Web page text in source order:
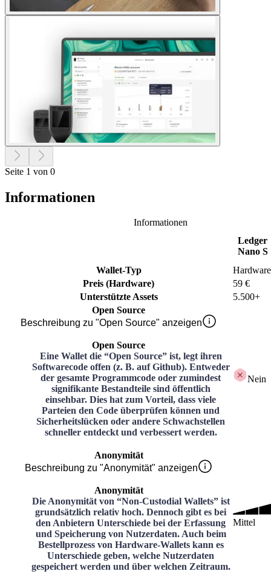
Seite 1 von 0
Informationen
Informationen
Ledger
Nano S
Wallet-Typ
Hardware
Preis (Hardware)
59 €
Unterstützte Assets
5.500+
Open Source
Beschreibung zu "Open Source" anzeigen
Open Source
Eine Wallet die “Open Source” ist, legt ihren
Softwarecode offen (z. B. auf Github). Entweder
der gesamte Programmcode oder zumindest
signifikante Bestandteile sind öffentlich
einsehbar. Dies hat zum Vorteil, dass viele
Parteien den Code überprüfen können und
Sicherheitslücken oder andere Schwachstellen
schneller entdeckt und verbessert werden.
Nein
Anonymität
Beschreibung zu "Anonymität" anzeigen
Anonymität
Die Anonymität von “Non-Custodial Wallets” ist
grundsätzlich relativ hoch. Dennoch gibt es bei
den Anbietern Unterschiede bei der Erfassung
und Speicherung von Nutzerdaten. Auch beim
Bestellprozess von Hardware-Wallets kann es
Unterschiede geben, welche Nutzerdaten
gespeichert werden und über welchen Zeitraum.
Mittel